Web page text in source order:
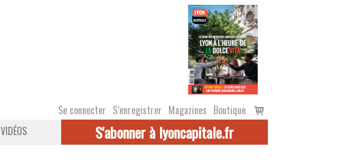
Se connecter S’enregistrer Magazines Boutique
Voir
le
VIDÉOS S'abonner à lyoncapitale.fr